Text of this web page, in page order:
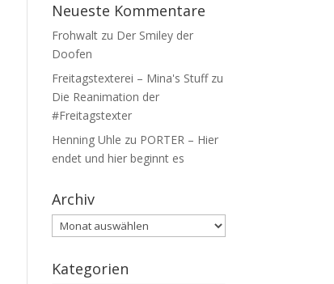
Neueste Kommentare
Frohwaltzu Der Smiley der
Doofen
Freitagstexterei – Mina's Stuffzu
Die Reanimation der
#Freitagstexter
Henning Uhle zu PORTER – Hier
endet und hier beginnt es
Archiv
Archiv
Kategorien